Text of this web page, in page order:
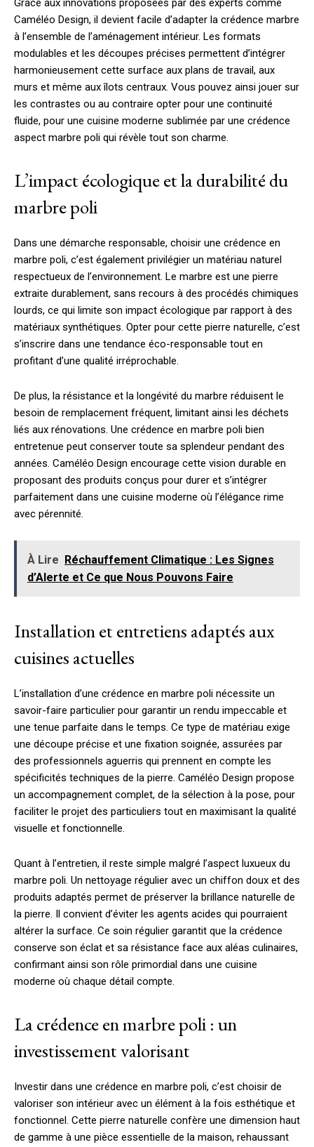
Grâce aux innovations proposées par des experts comme
Caméléo Design, il devient facile d’adapter la crédence marbre
à l’ensemble de l’aménagement intérieur. Les formats
modulables et les découpes précises permettent d’intégrer
harmonieusement cette surface aux plans de travail, aux
murs et même aux îlots centraux. Vous pouvez ainsi jouer sur
les contrastes ou au contraire opter pour une continuité
fluide, pour une cuisine moderne sublimée par une crédence
aspect marbre poli qui révèle tout son charme.
L’impact écologique et la durabilité du
marbre poli
Dans une démarche responsable, choisir une crédence en
marbre poli, c’est également privilégier un matériau naturel
respectueux de l’environnement. Le marbre est une pierre
extraite durablement, sans recours à des procédés chimiques
lourds, ce qui limite son impact écologique par rapport à des
matériaux synthétiques. Opter pour cette pierre naturelle, c’est
s’inscrire dans une tendance éco-responsable tout en
profitant d’une qualité irréprochable.
De plus, la résistance et la longévité du marbre réduisent le
besoin de remplacement fréquent, limitant ainsi les déchets
liés aux rénovations. Une crédence en marbre poli bien
entretenue peut conserver toute sa splendeur pendant des
années. Caméléo Design encourage cette vision durable en
proposant des produits conçus pour durer et s’intégrer
parfaitement dans une cuisine moderne où l’élégance rime
avec pérennité.
À Lire
Réchauffement Climatique : Les Signes
d’Alerte et Ce que Nous Pouvons Faire
Installation et entretiens adaptés aux
cuisines actuelles
L’installation d’une crédence en marbre poli nécessite un
savoir-faire particulier pour garantir un rendu impeccable et
une tenue parfaite dans le temps. Ce type de matériau exige
une découpe précise et une fixation soignée, assurées par
des professionnels aguerris qui prennent en compte les
spécificités techniques de la pierre. Caméléo Design propose
un accompagnement complet, de la sélection à la pose, pour
faciliter le projet des particuliers tout en maximisant la qualité
visuelle et fonctionnelle.
Quant à l’entretien, il reste simple malgré l’aspect luxueux du
marbre poli. Un nettoyage régulier avec un chiffon doux et des
produits adaptés permet de préserver la brillance naturelle de
la pierre. Il convient d’éviter les agents acides qui pourraient
altérer la surface. Ce soin régulier garantit que la crédence
conserve son éclat et sa résistance face aux aléas culinaires,
confirmant ainsi son rôle primordial dans une cuisine
moderne où chaque détail compte.
La crédence en marbre poli : un
investissement valorisant
Investir dans une crédence en marbre poli, c’est choisir de
valoriser son intérieur avec un élément à la fois esthétique et
fonctionnel. Cette pierre naturelle confère une dimension haut
de gamme à une pièce essentielle de la maison, rehaussant